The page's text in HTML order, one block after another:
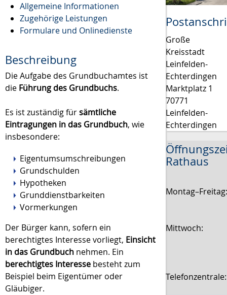
Allgemeine Informationen
Zugehörige Leistungen
Formulare und Onlinedienste
Beschreibung
Die Aufgabe des Grundbuchamtes ist
die Führung des Grundbuchs.
Es ist zuständig fürsämtliche
Eintragungen in das Grundbuch, wie
insbesondere:
Eigentumsumschreibungen
Grundschulden
Hypotheken
Grunddienstbarkeiten
Vormerkungen
Der Bürger kann, sofern ein
berechtigtes Interesse vorliegt, Einsicht
in das Grundbuch nehmen. Ein
berechtigtes Interesse besteht zum
Beispiel beim Eigentümer oder
Gläubiger.
Große
Kreisstadt
Leinfelden-
Echterdingen
Marktplatz 1
70771
Leinfelden-
Echterdingen
Rathaus
Mittwoch: